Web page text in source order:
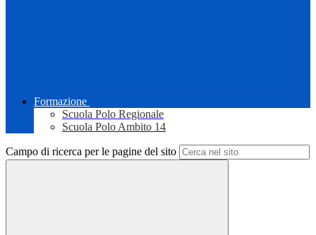
Formazione
Scuola Polo Regionale
Scuola Polo Ambito 14
Campo di ricerca per le pagine del sito